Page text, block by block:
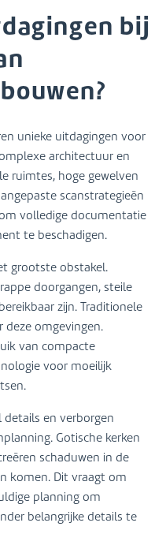
bij
unieke uitdagingen voor
architectuur en
ruimtes, hoge gewelven
scanstrategieën
volledige documentatie
te beschadigen.
grootste obstakel.
doorgangen, steile
zijn. Traditionele
deze omgevingen.
van compacte
voor moeilijk
en verborgen
Gotische kerken
schaduwen in de
komen. Dit vraagt om
planning om
belangrijke details te